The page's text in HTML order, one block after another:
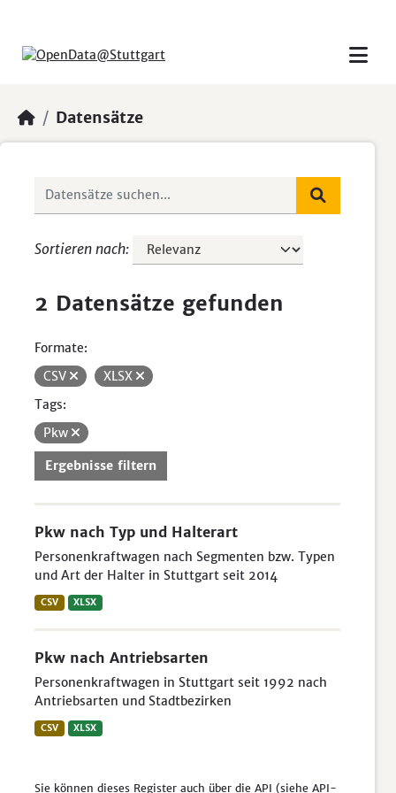
Datensätze
Sortieren nach
2 Datensätze gefunden
Formate:
CSV
XLSX
Tags:
Pkw
Ergebnisse filtern
Pkw nach Typ und Halterart
Personenkraftwagen nach Segmenten bzw. Typen
und Art der Halter in Stuttgart seit 2014
CSV XLSX
Pkw nach Antriebsarten
Personenkraftwagen in Stuttgart seit 1992 nach
Antriebsarten und Stadtbezirken
CSV XLSX
Sie können dieses Register auch über die API (siehe API-